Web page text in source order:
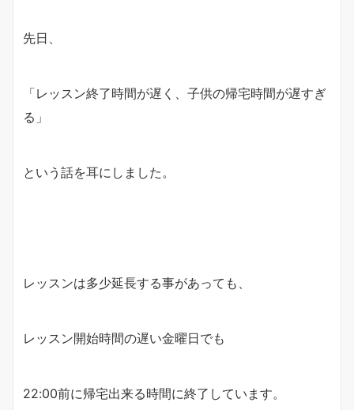
先日、
「レッスン終了時間が遅く、子供の帰宅時間が遅すぎ
る」
という話を耳にしました。
レッスンは多少延長する事があっても、
レッスン開始時間の遅い金曜日でも
22:00前に帰宅出来る時間に終了しています。